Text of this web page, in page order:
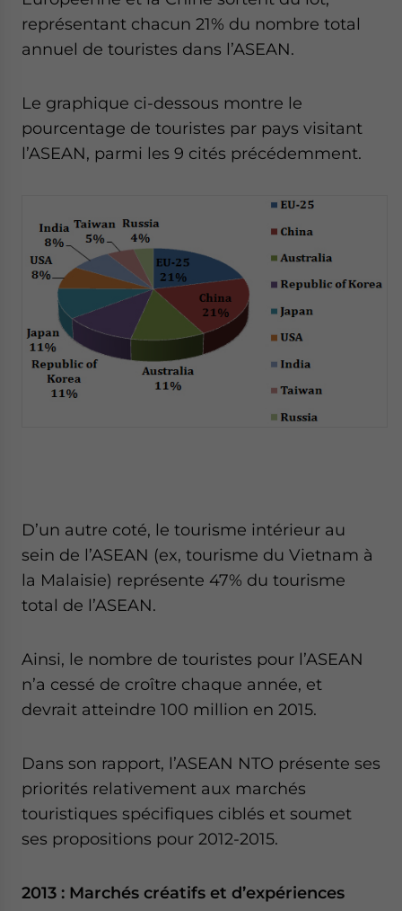
représentant chacun 21% du nombre total
annuel de touristes dans l’ASEAN.
Le graphique ci-dessous montre le
pourcentage de touristes par pays visitant
l’ASEAN, parmi les 9 cités précédemment.
D’un autre coté, le tourisme intérieur au
sein de l’ASEAN (ex, tourisme du Vietnam à
la Malaisie) représente 47% du tourisme
total de l’ASEAN.
Ainsi, le nombre de touristes pour l’ASEAN
n’a cessé de croître chaque année, et
devrait atteindre 100 million en 2015.
Dans son rapport, l’ASEAN NTO présente ses
priorités relativement aux marchés
touristiques spécifiques ciblés et soumet
ses propositions pour 2012-2015.
2013 : Marchés créatifs et d’expériences